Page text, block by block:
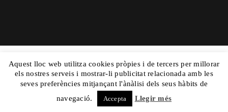
Copyright © 2015 Dolors Mas|Powered by
Nautilus |Aviso Legal y|Mapa Web
Aquest lloc web utilitza cookies pròpies i de tercers per millorar
els nostres serveis i mostrar-li publicitat relacionada amb les
seves preferències mitjançant l'ànàlisi dels seus hàbits de
navegació.
Accepta Llegir més